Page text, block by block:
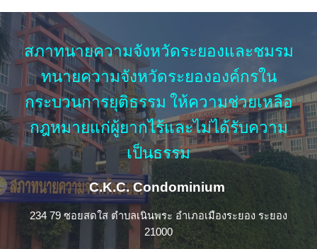
สภาทนายความจังหวัดระยองและชมรม
ทนายความจังหวัดระยององค์กรใน
กระบวนการยุติธรรม ให้ความช่วยเหลือ
กฎหมายแก่ผู้ยากไร้และไม่ได้รับความ
เป็นธรรม
C.K.C. Condominium
234 79 ซอยสดใส ตำบลเนินพระ อำเภอเมืองระยอง ระยอง
21000